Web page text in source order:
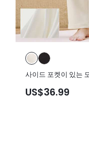
사이드 포켓이 있는
US$36.99